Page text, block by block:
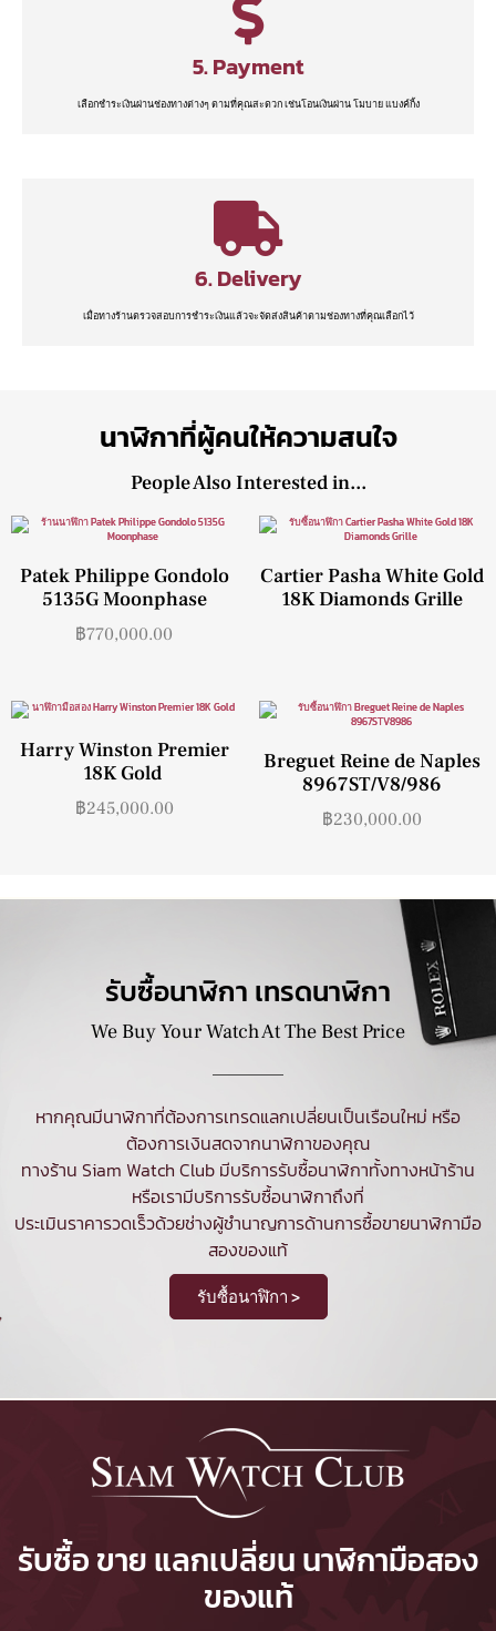
5. Payment
เลือกชำระเงินผ่านช่องทางต่างๆ ตามที่คุณสะดวก เช่นโอนเงินผ่าน โมบาย แบงค์กิ้ง
6. Delivery
เมื่อทางร้านตรวจสอบการชำระเงินแล้วจะจัดส่งสินค้าตามช่องทางที่คุณเลือกไว้
นาฬิกาที่ผู้คนให้ความสนใจ
People Also Interested in...
Patek Philippe Gondolo
5135G Moonphase
฿770,000.00
Cartier Pasha White Gold
18K Diamonds Grille
Harry Winston Premier
18K Gold
฿245,000.00
Breguet Reine de Naples
8967ST/V8/986
฿230,000.00
รับซื้อนาฬิกา เทรดนาฬิกา
We Buy Your Watch At The Best Price
หากคุณมีนาฬิกาที่ต้องการเทรดแลกเปลี่ยนเป็นเรือนใหม่ หรือ
ต้องการเงินสดจากนาฬิกาของคุณ
ทางร้าน Siam Watch Club มีบริการรับซื้อนาฬิกาทั้งทางหน้าร้าน
หรือเรามีบริการรับซื้อนาฬิกาถึงที่
ประเมินราคารวดเร็วด้วยช่างผู้ชำนาญการด้านการซื้อขายนาฬิกามือ
สองของแท้
รับซื้อนาฬิกา >
รับซื้อ ขาย แลกเปลี่ยน นาฬิกามือสอง
ของแท้